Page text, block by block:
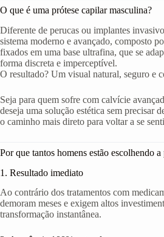
O que é uma prótese capilar masculina?
Diferente de perucas ou implantes
sistema moderno e avançado, composto
fixados em uma base ultrafina, que se
forma discreta e imperceptível.
O resultado? Um visual natural, seguro e
Seja para quem sofre com calvície
deseja uma solução estética sem precisar
o caminho mais direto para voltar a se
Por que tantos homens estão escolhendo
1. Resultado imediato
Ao contrário dos tratamentos com
demoram meses e exigem altos
transformação instantânea.